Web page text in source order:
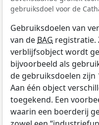
gebruiksdoel voor de
Gebruiksdoelen van
van de BAG registratie.
verblijfsobject wordt
bijvoorbeeld als
de gebruiksdoelen zijn
Aan één object
toegekend. Een
waarin een boerderij